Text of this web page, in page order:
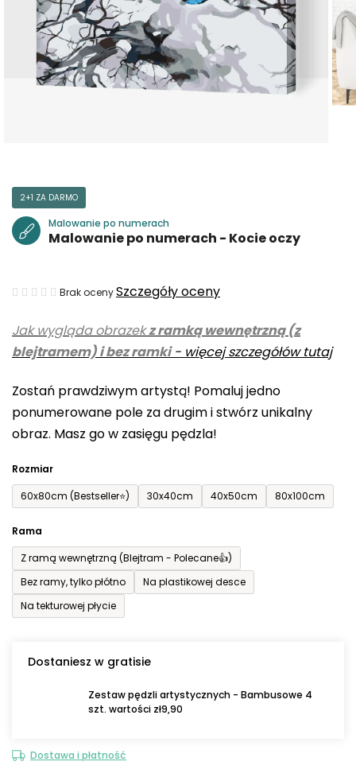
Jak wygląda obrazekz ramką wewnętrzną (z
blejtramem) i bez ramki- więcej szczegółów tutaj
Zostań prawdziwym artystą! Pomaluj jedno
ponumerowane pole za drugim i stwórz unikalny
obraz. Masz go w zasięgu pędzla!
Rozmiar
60x80cm (Bestseller⭐)
30x40cm 40x50cm 80x100cm
Rama
Z ramą wewnętrzną (Blejtram - Polecane👍)
Bez ramy, tylko płótno
Na plastikowej desce
Na tekturowej płycie
Dostaniesz w gratisie
Zestaw pędzli artystycznych - Bambusowe 4
szt. wartości zł9,90
Dostawa i płatność
2+1 ZA DARMO
Malowanie po numerach
Malowanie po numerach - Kocie oczy
Średnia
produktu
wynosi
na
5
gwiazdek.
Brak ocenySzczegóły oceny